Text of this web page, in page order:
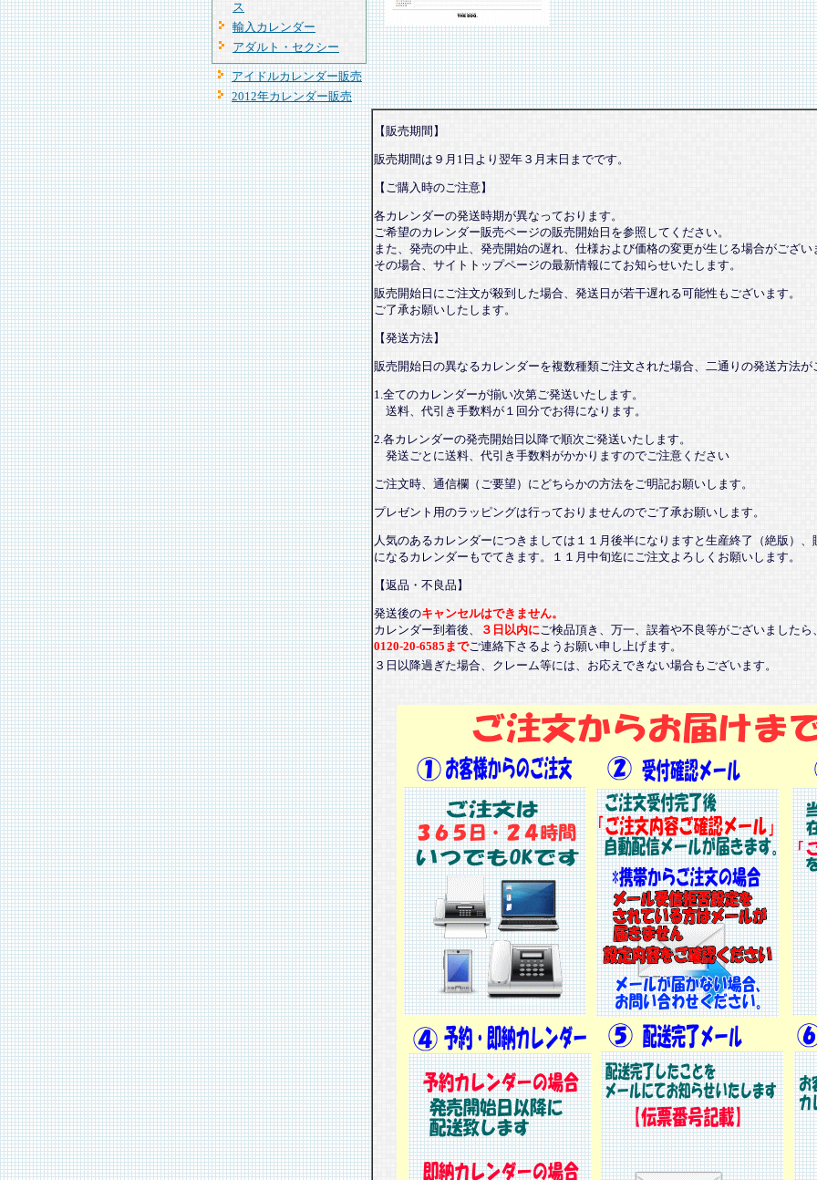
ス
輸入カレンダー
アダルト・セクシー
アイドルカレンダー販売
2012年カレンダー販売
【販売期間】
販売期間は９月1日より翌年３月末日までです。
【ご購入時のご注意】
各カレンダーの発送時期が異なっております。
ご希望のカレンダー販売ページの販売開始日を参照してください。
また、発売の中止、発売開始の遅れ、仕様および価格の変更が生じる場合がござい
その場合、サイトトップページの最新情報にてお知らせいたします。
販売開始日にご注文が殺到した場合、発送日が若干遅れる可能性もございます。
ご了承お願いしたします。
【発送方法】
販売開始日の異なるカレンダーを複数種類ご注文された場合、二通りの発送方法が
1.全てのカレンダーが揃い次第ご発送いたします。
送料、代引き手数料が１回分でお得になります。
2.各カレンダーの発売開始日以降で順次ご発送いたします。
発送ごとに送料、代引き手数料がかかりますのでご注意ください
ご注文時、通信欄（ご要望）にどちらかの方法をご明記お願いします。
プレゼント用のラッピングは行っておりませんのでご了承お願いします。
人気のあるカレンダーにつきましては１１月後半になりますと生産終了（絶版）、
になるカレンダーもでてきます。１１月中旬迄にご注文よろしくお願いします。
【返品・不良品】
発送後のキャンセルはできません。
カレンダー到着後、
３日以内に ご検品頂き、万一、誤着や不良等がございましたら
0120-20-6585までご連絡下さるようお願い申し上げます。
３日以降過ぎた場合、クレーム等には、お応えできない場合もございます。